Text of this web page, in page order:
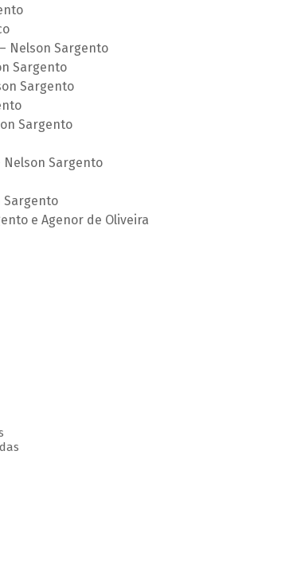
Nelson Sargento
Sargento
Sargento
Sargento
Nelson Sargento
Sargento
e Agenor de Oliveira